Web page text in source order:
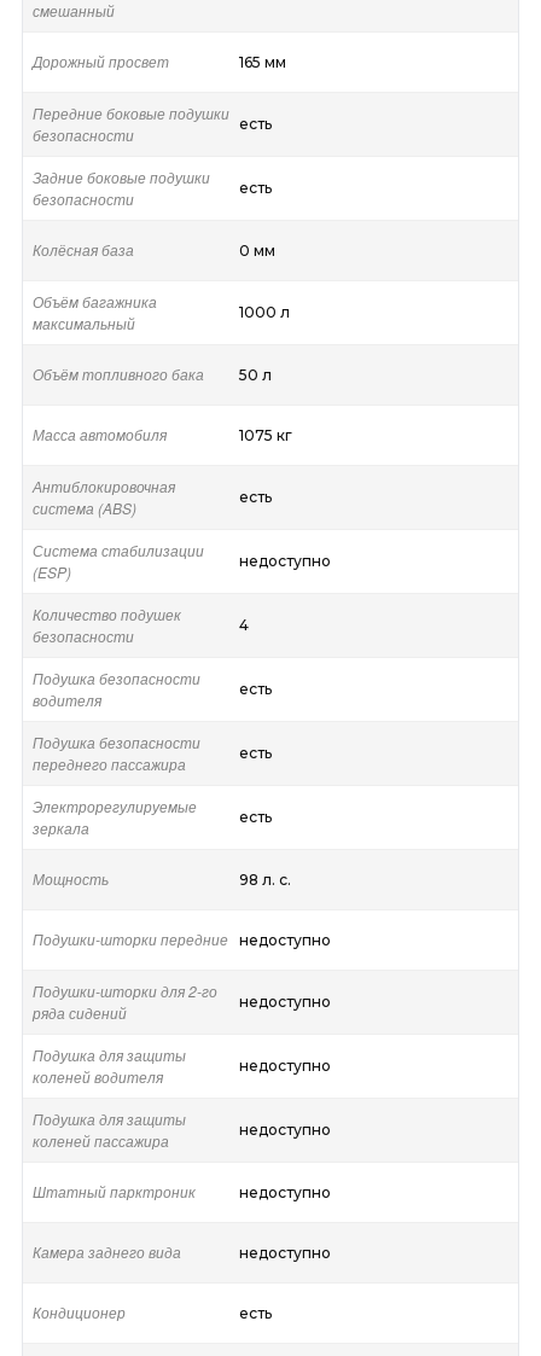
смешанный
Дорожный просвет 165 мм
Передние боковые подушки
безопасности
есть
Задние боковые подушки
безопасности
есть
Колёсная база 0 мм
Объём багажника
максимальный
1000 л
Объём топливного бака 50 л
Масса автомобиля 1075 кг
Антиблокировочная
система (ABS)
есть
Система стабилизации
(ESP)
недоступно
Количество подушек
безопасности
4
Подушка безопасности
водителя
есть
Подушка безопасности
переднего пассажира
есть
Электрорегулируемые
зеркала
есть
Мощность 98 л. с.
Подушки-шторки передние недоступно
Подушки-шторки для 2-го
ряда сидений
недоступно
Подушка для защиты
коленей водителя
недоступно
Подушка для защиты
коленей пассажира
недоступно
Штатный парктроник недоступно
Камера заднего вида недоступно
Кондиционер есть